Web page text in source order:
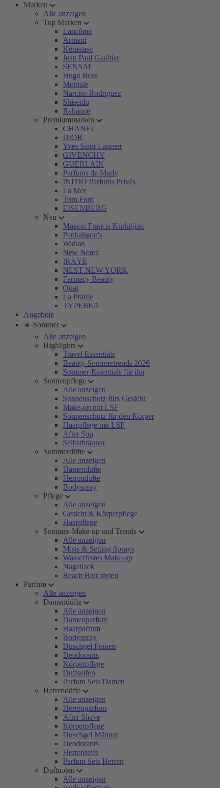
Marken
Alle anzeigen
Top Marken
Lancôme
Armani
Kérastase
Jean Paul Gaultier
SENSAI
Hugo Boss
Montale
Narciso Rodriguez
Shiseido
Rabanne
Premiummarken
CHANEL
DIOR
Yves Saint Laurent
GIVENCHY
GUERLAIN
Parfums de Marly
INITIO Parfums Privés
La Mer
Tom Ford
EISENBERG
Neu
Maison Francis Kurkdjian
Penhaligon's
Widian
New Notes
IRÄYE
NEST NEW YORK
Farmacy Beauty
Ouai
La Prairie
TYPEBEA
Angebote
☀️ Sommer
Alle anzeigen
Highlights
Travel Essentials
Beauty-Sommertrends 2026
Sommer-Essentials für ihn
Sonnenpflege
Alle anzeigen
Sonnenschutz fürs Gesicht
Make-up mit LSF
Sonnenschutz für den Körper
Haarpflege mit LSF
After Sun
Selbstbräuner
Sommerdüfte
Alle anzeigen
Damendüfte
Herrendüfte
Bodyspray
Pflege
Alle anzeigen
Gesicht & Körperpflege
Haarpflege
Sommer-Make-up und Trends
Alle anzeigen
Mists & Setting Sprays
Wasserfestes Make-up
Nagellack
Beach Hair stylen
Parfum
Alle anzeigen
Damendüfte
Alle anzeigen
Damenparfum
Haarparfum
Bodyspray
Duschgel Frauen
Deodorants
Körperpflege
Duftseifen
Parfum Sets Damen
Herrendüfte
Alle anzeigen
Herrenparfum
After Shave
Körperpflege
Duschgel Männer
Deodorants
Herrenseife
Parfum Sets Herren
Duftnoten
Alle anzeigen